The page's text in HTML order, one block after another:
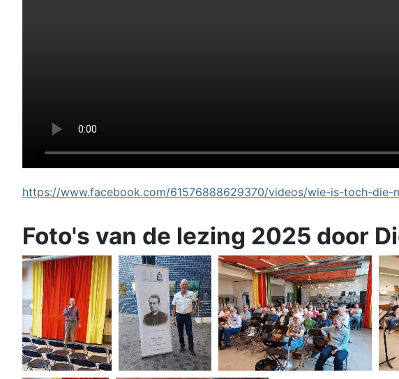
https://www.facebook.com/61576888629370/videos/wie-is-toch-die-
Foto's van de lezing 2025 door